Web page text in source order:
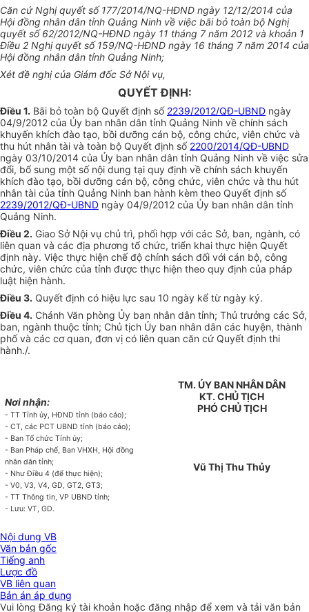
Căn cứ Nghị quyết số 177/2014/NQ-HĐND ngày 12/12/2014 của
Hội đồng nhân dân tỉnh Quảng Ninh về việc bãi bỏ toàn bộ Nghị
quyết số 62/2012/NQ-HĐND ngày 11 tháng 7 năm 2012 và khoản 1
Điều 2 Nghị quyết số 159/NQ-HĐND ngày 16 tháng 7 năm 2014 của
Hội đồng nhân dân tỉnh Quảng Ninh;
Xét đề nghị của Giám đốc Sở Nội vụ,
QUYẾT ĐỊNH:
Điều 1. Bãi bỏ toàn bộ Quyết định số 2239/2012/QĐ-UBND ngày
04/9/2012 của Ủy ban nhân dân tỉnh Quảng Ninh về chính sách
khuyến khích đào tạo, bồi dưỡng cán bộ, công chức, viên chức và
thu hút nhân tài và toàn bộ Quyết định số 2200/2014/QĐ-UBND
ngày 03/10/2014 của Ủy ban nhân dân tỉnh Quảng Ninh về việc sửa
đổi, bổ sung một số nội dung tại quy định về chính sách khuyến
khích đào tạo, bồi dưỡng cán bộ, công chức, viên chức và thu hút
nhân tài của tỉnh Quảng Ninh ban hành kèm theo Quyết định số
2239/2012/QĐ-UBND ngày 04/9/2012 của Ủy ban nhân dân tỉnh
Quảng Ninh.
Điều 2. Giao Sở Nội vụ chủ trì, phối hợp với các Sở, ban, ngành, có
liên quan và các địa phương tổ chức, triển khai thực hiện Quyết
định này. Việc thực hiện chế độ chính sách đối với cán bộ, công
chức, viên chức của tỉnh được thực hiện theo quy định của pháp
luật hiện hành.
Điều 3. Quyết định có hiệu lực sau 10 ngày kể từ ngày ký.
Điều 4. Chánh Văn phòng Ủy ban nhân dân tỉnh; Thủ trưởng các Sở,
ban, ngành thuộc tỉnh; Chủ tịch Ủy ban nhân dân các huyện, thành
phố và các cơ quan, đơn vị có liên quan căn cứ Quyết định thi
hành./.
Nơi nhận:
- TT Tỉnh ủy, HĐND tỉnh (báo cáo);
- CT, các PCT UBND tỉnh (báo cáo);
- Ban Tổ chức Tỉnh ủy;
- Ban Pháp chế, Ban VHXH, Hội đồng
nhân dân tỉnh;
- Như Điều 4 (để thực hiện);
- V0, V3, V4, GD, GT2, GT3;
- TT Thông tin, VP UBND tỉnh;
- Lưu: VT, GD.
TM. ỦY BAN NHÂN DÂN
KT. CHỦ TỊCH
PHÓ CHỦ TỊCH
Vũ Thị Thu Thủy
Nội dung VB
Văn bản gốc
Tiếng anh
Lược đồ
VB liên quan
Bản án áp dụng
Vui lòngĐăng ký tài khoản hoặc đăng nhập để xem và tải văn bản